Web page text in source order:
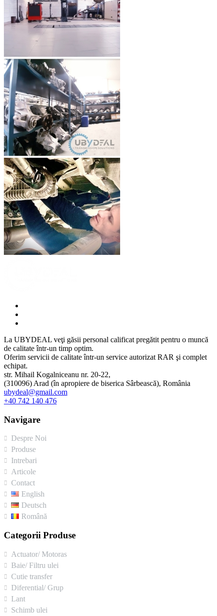
La UBYDEAL veţi găsii personal calificat pregătit pentru o muncă
de calitate într-un timp optim.
Oferim servicii de calitate într-un service autorizat RAR şi complet
echipat.
str. Mihail Kogalniceanu nr. 20-22,
(310096) Arad (în apropiere de biserica Sârbească), România
ubydeal@gmail.com
+40 742 140 476
Navigare
Despre Noi
Produse
Intrebari
Articole
Contact
English
Deutsch
Română
Categorii Produse
Actuator/ Motoras
Baie/ Filtru ulei
Cutie transfer
Diferential/ Grup
Lant
Schimb ulei